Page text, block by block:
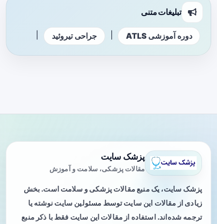
تبلیغات متنی
دوره آموزشی ATLS جراحی تیروئید
پزشک سایت
مقالات پزشکی، سلامت و آموزش
پزشک سایت، یک منبع مقالات پزشکی و سلامت است. بخش
زیادی از مقالات این سایت توسط مسئولین سایت نوشته یا
ترجمه شده‌اند. استفاده از مقالات این سایت فقط با ذکر منبع